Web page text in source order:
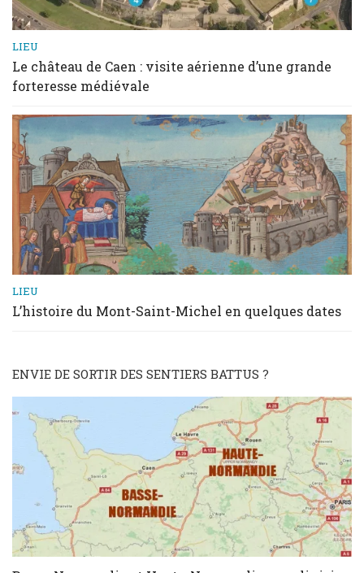
LIEU
Le château de Caen : visite aérienne d’une grande
forteresse médiévale
LIEU
L’histoire du Mont-Saint-Michel en quelques dates
ENVIE DE SORTIR DES SENTIERS BATTUS ?